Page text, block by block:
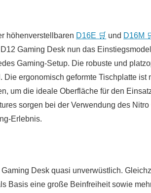
höhenverstellbaren D16E 🛒 und D16M
Gaming Desk nun das
Gaming-Setup. Die robuste und
Die ergonomisch geformte Tischplatte ist
um die ideale Oberfläche für den
sorgen bei der Verwendung des
Erlebnis.
Desk quasi unverwüstlich.
Basis eine große Beinfreiheit sowie